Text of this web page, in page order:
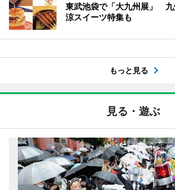
東武池袋で「大九州展」 九
涼スイーツ特集も
もっと見る
見る・遊ぶ